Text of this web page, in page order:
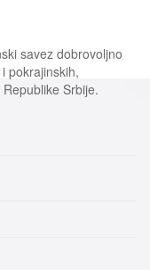
savez dobrovoljno
pokrajinskih,
Srbije.